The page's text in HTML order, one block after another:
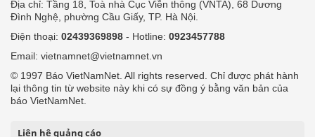
Địa chỉ: Tầng 18, Toà nhà Cục Viễn thông (VNTA), 68 Dương
Đình Nghệ, phường Cầu Giấy, TP. Hà Nội.
Điện thoại: 02439369898 - Hotline: 0923457788
Email: vietnamnet@vietnamnet.vn
© 1997 Báo VietNamNet. All rights reserved. Chỉ được phát hành
lại thông tin từ website này khi có sự đồng ý bằng văn bản của
báo VietNamNet.
Liên hệ quảng cáo